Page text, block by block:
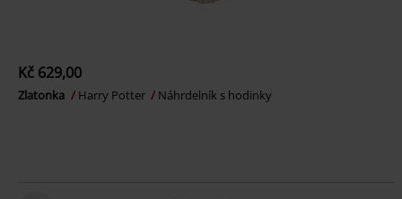
Kč 629,00
Zlatonka Harry Potter Náhrdelník s hodinky